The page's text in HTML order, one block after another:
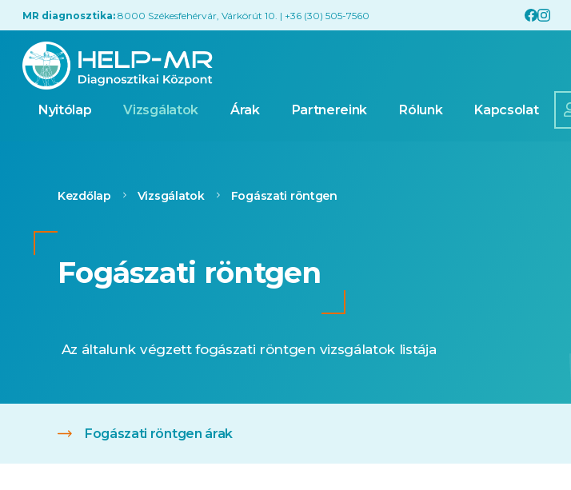
MR diagnosztika: 8000 Székesfehérvár, Várkörút 10. | +36 (30) 505-7560
Nyitólap Vizsgálatok Árak Partnereink Rólunk Kapcsolat
Kezdőlap Vizsgálatok Fogászati röntgen
Fogászati röntgen
Az általunk végzett fogászati röntgen vizsgálatok listája
Fogászati röntgen árak